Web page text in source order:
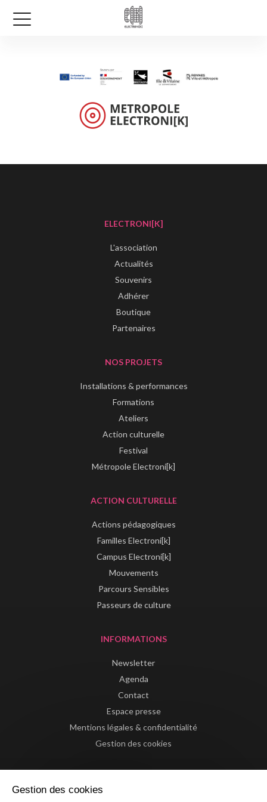
ELECTRONI[K]
L'association
Actualités
Souvenirs
Adhérer
Boutique
Partenaires
NOS PROJETS
Installations & performances
Formations
Ateliers
Action culturelle
Festival
Métropole Electroni[k]
ACTION CULTURELLE
Actions pédagogiques
Familles Electroni[k]
Campus Electroni[k]
Mouvements
Parcours Sensibles
Passeurs de culture
INFORMATIONS
Newsletter
Agenda
Contact
Espace presse
Mentions légales & confidentialité
Gestion des cookies
Gestion des cookies